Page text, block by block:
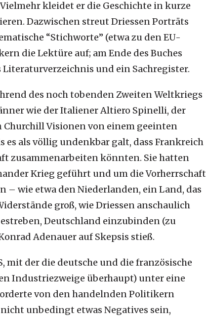
kleidet er die Geschichte in kurze
Dazwischen streut Driessen Porträts
“Stichworte” (etwa zu den EU-
die Lektüre auf; am Ende des Buches
und ein Sachregister.
des noch tobenden Zweiten Weltkriegs
wie der Italiener Altiero Spinelli, der
Churchill Visionen von einem geeinten
es als völlig undenkbar galt, dass Frankreich
zusammenarbeiten könnten. Sie hatten
Krieg geführt und um die Vorherrschaft
– wie etwa den Niederlanden, ein Land, das
groß, wie Driessen anschaulich
Deutschland einzubinden (zu
Adenauer auf Skepsis stieß.
mit der die deutsche und die französische
Industriezweige überhaupt) unter eine
von den handelnden Politikern
unbedingt etwas Negatives sein,